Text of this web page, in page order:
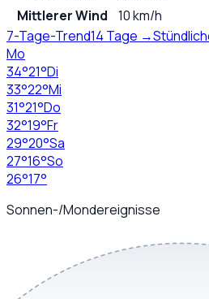
Mittlerer Wind
10 km/h
7-Tage-Trend14 Tage →
Mo
34°21°Di
33°22°Mi
31°21°Do
32°19°Fr
29°20°Sa
27°16°So
26°17°
Sonnen-/Mondereignisse